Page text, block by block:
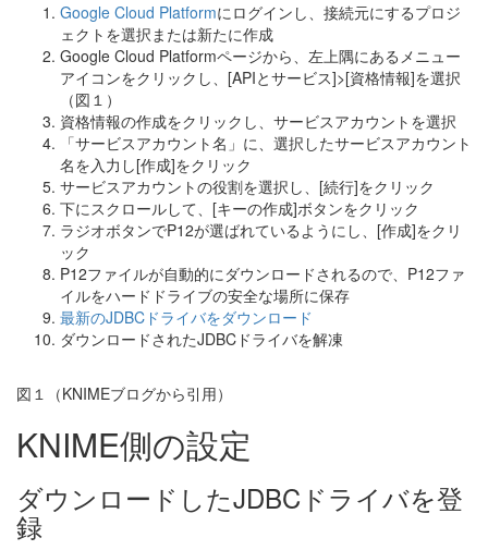
Google Cloud Platformにログインし、接続元にするプロジ
ェクトを選択または新たに作成
Google Cloud Platformページから、左上隅にあるメニュー
アイコンをクリックし、[APIとサービス]>[資格情報]を選択
（図１）
資格情報の作成をクリックし、サービスアカウントを選択
「サービスアカウント名」に、選択したサービスアカウント
名を入力し[作成]をクリック
サービスアカウントの役割を選択し、[続行]をクリック
下にスクロールして、[キーの作成]ボタンをクリック
ラジオボタンでP12が選ばれているようにし、[作成]をクリ
ック
P12ファイルが自動的にダウンロードされるので、P12ファ
イルをハードドライブの安全な場所に保存
最新のJDBCドライバをダウンロード
ダウンロードされたJDBCドライバを解凍
図１（KNIMEブログから引用）
KNIME側の設定
ダウンロードしたJDBCドライバを登
録